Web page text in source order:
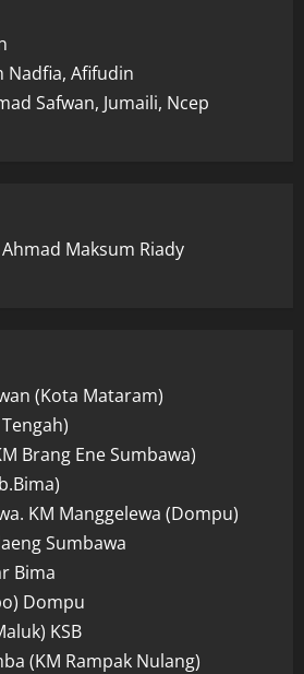
Nadfia, Afifudin
Safwan, Jumaili, Ncep
Maksum Riady
(Kota Mataram)
Brang Ene Sumbawa)
KM Manggelewa (Dompu)
Sumbawa
Bima
Dompu
KSB
(KM Rampak Nulang)